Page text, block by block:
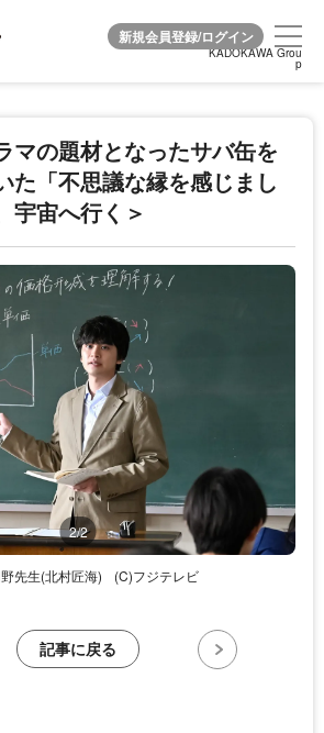
KADOKAWA Grou
p
KADOKAWA Grou
p
マの題材となったサバ缶を
た「不思議な縁を感じまし
宇宙へ行く＞
2/2
先生(北村匠海) (C)フジテレビ
記事に戻る